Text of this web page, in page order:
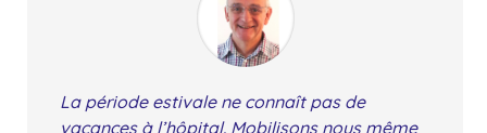
La période estivale ne connaît pas de
vacances à l’hôpital. Mobilisons nous même